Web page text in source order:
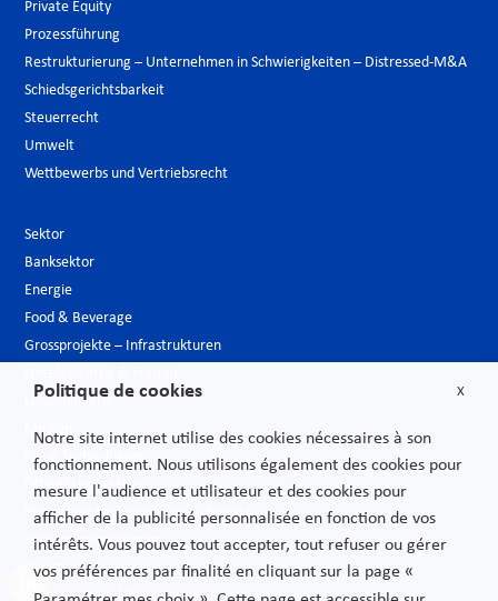
Private Equity
Prozessführung
Restrukturierung – Unternehmen in Schwierigkeiten – Distressed-M&A
Schiedsgerichtsbarkeit
Steuerrecht
Umwelt
Wettbewerbs und Vertriebsrecht
Sektor
Banksektor
Energie
Food & Beverage
Grossprojekte – Infrastrukturen
Luxusindustrie
Medien
Neue Technologien
Öffentlicher sektor
Pharmazeutische Industrie – Biotech
Telekommunikationen
Transport
Verbrauchs und Vertriebsgüter
X
Politique de cookies
Notre site internet utilise des cookies nécessaires à son
fonctionnement. Nous utilisons également des cookies pour
mesure l'audience et utilisateur et des cookies pour
afficher de la publicité personnalisée en fonction de vos
intérêts. Vous pouvez tout accepter, tout refuser ou gérer
vos préférences par finalité en cliquant sur la page «